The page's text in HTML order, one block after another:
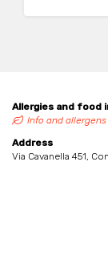
Allergies and food
Info and allergens
Address
Via Cavanella 451,